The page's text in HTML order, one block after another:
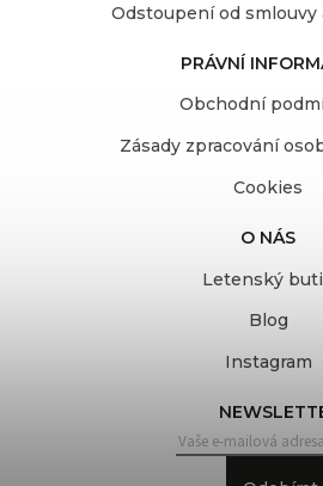
Odstoupení od smlouvy
PRÁVNÍ
Obchodní
Zásady zpracování
Cookies
O NÁS
Letenský
Blog
Instagram